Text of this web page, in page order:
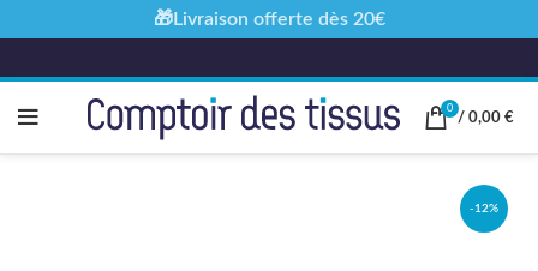
0
/ 0,00 €
-12%
🎁Livraison offerte dès 20€